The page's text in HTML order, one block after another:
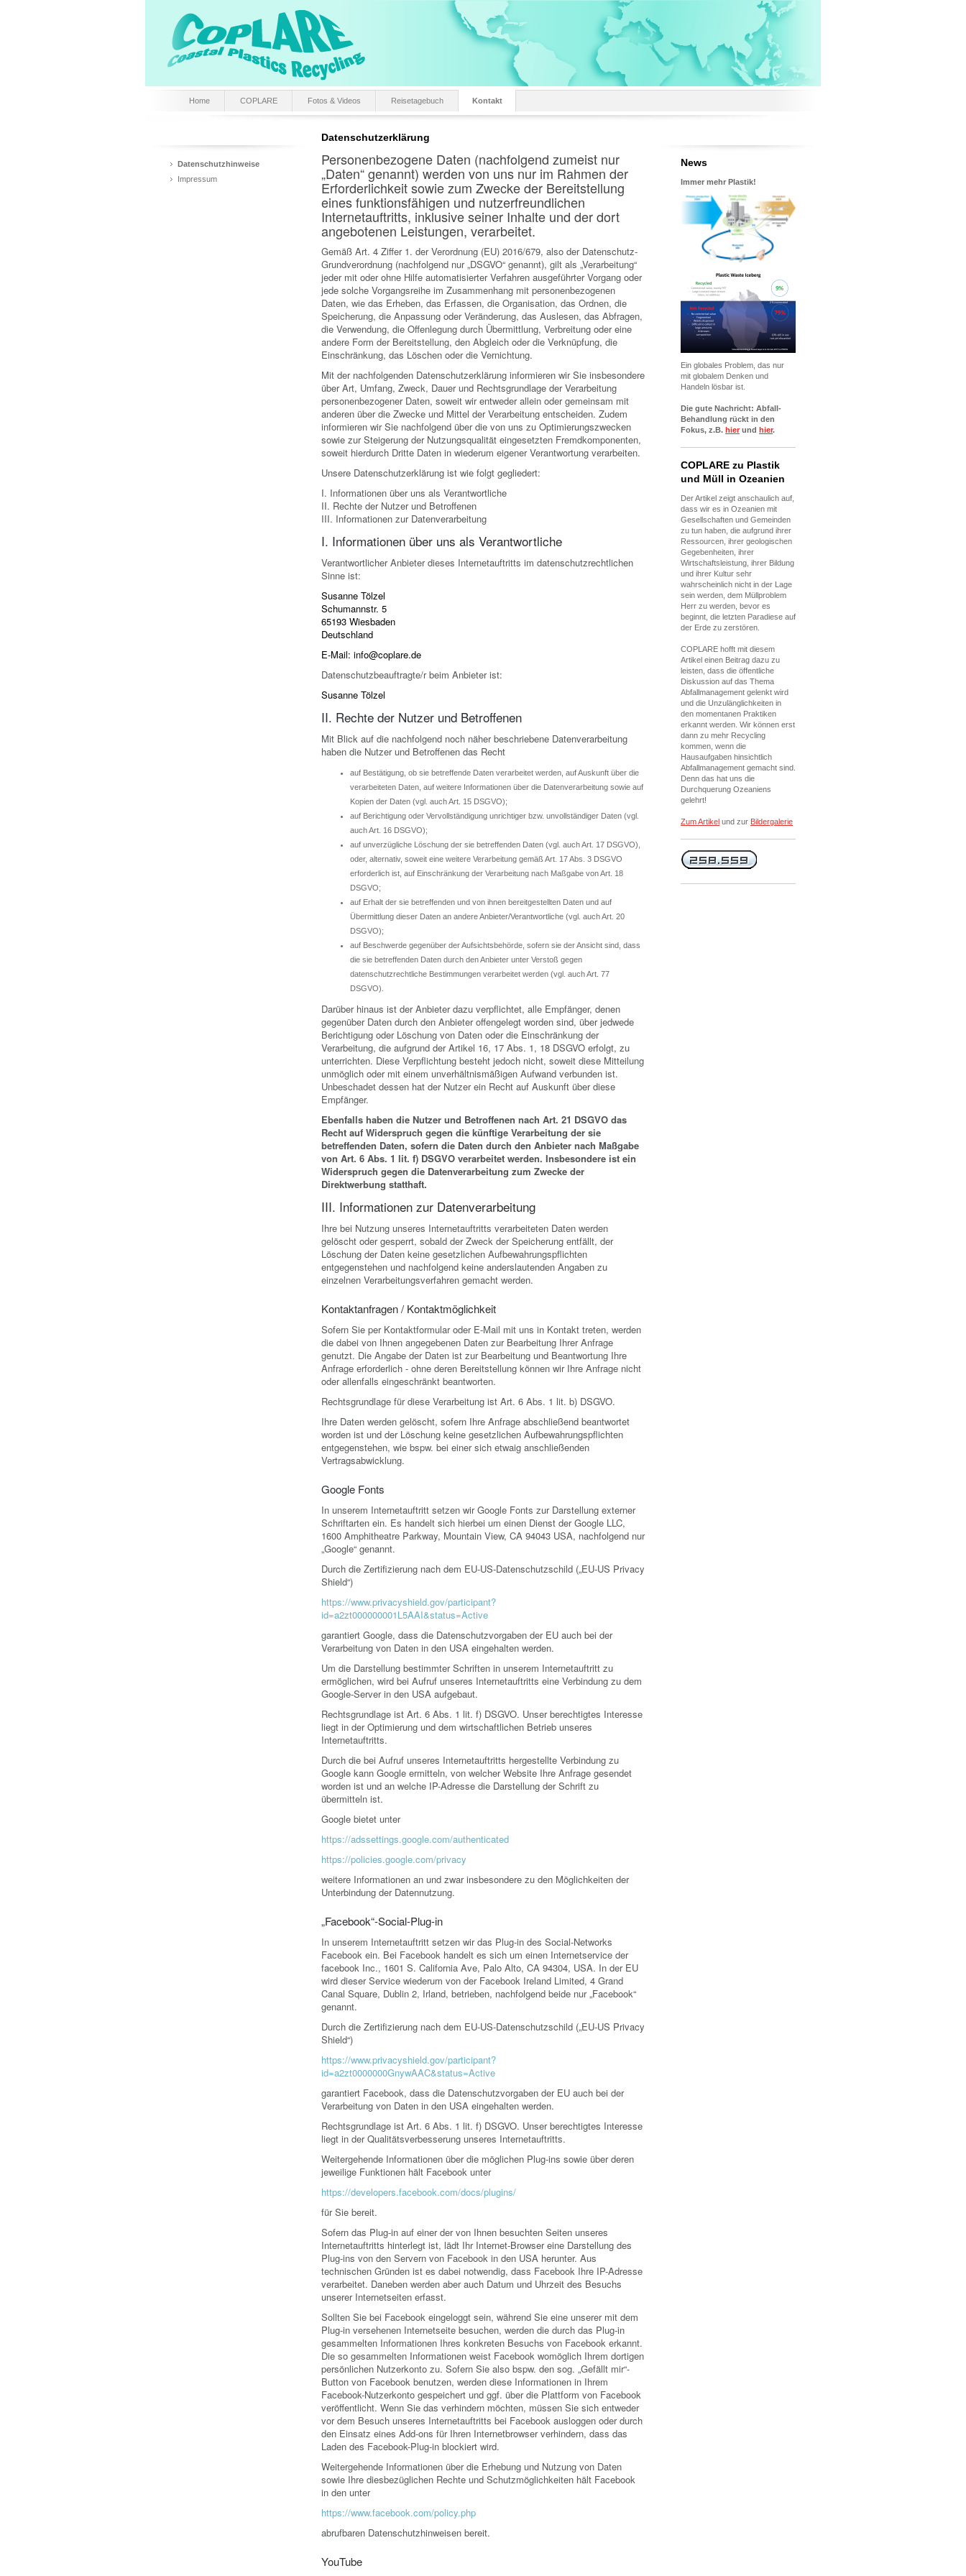
Home COPLARE Fotos & Videos Reisetagebuch Kontakt
Datenschutzhinweise
Impressum
Datenschutzerklärung
Personenbezogene Daten (nachfolgend zumeist nur
„Daten“ genannt) werden von uns nur im Rahmen der
Erforderlichkeit sowie zum Zwecke der Bereitstellung
eines funktionsfähigen und nutzerfreundlichen
Internetauftritts, inklusive seiner Inhalte und der dort
angebotenen Leistungen, verarbeitet.
Gemäß Art. 4 Ziffer 1. der Verordnung (EU) 2016/679, also der Datenschutz-
Grundverordnung (nachfolgend nur „DSGVO“ genannt), gilt als „Verarbeitung“
jeder mit oder ohne Hilfe automatisierter Verfahren ausgeführter Vorgang oder
jede solche Vorgangsreihe im Zusammenhang mit personenbezogenen
Daten, wie das Erheben, das Erfassen, die Organisation, das Ordnen, die
Speicherung, die Anpassung oder Veränderung, das Auslesen, das Abfragen,
die Verwendung, die Offenlegung durch Übermittlung, Verbreitung oder eine
andere Form der Bereitstellung, den Abgleich oder die Verknüpfung, die
Einschränkung, das Löschen oder die Vernichtung.
Mit der nachfolgenden Datenschutzerklärung informieren wir Sie insbesondere
über Art, Umfang, Zweck, Dauer und Rechtsgrundlage der Verarbeitung
personenbezogener Daten, soweit wir entweder allein oder gemeinsam mit
anderen über die Zwecke und Mittel der Verarbeitung entscheiden. Zudem
informieren wir Sie nachfolgend über die von uns zu Optimierungszwecken
sowie zur Steigerung der Nutzungsqualität eingesetzten Fremdkomponenten,
soweit hierdurch Dritte Daten in wiederum eigener Verantwortung verarbeiten.
Unsere Datenschutzerklärung ist wie folgt gegliedert:
I. Informationen über uns als Verantwortliche
II. Rechte der Nutzer und Betroffenen
III. Informationen zur Datenverarbeitung
I. Informationen über uns als Verantwortliche
Verantwortlicher Anbieter dieses Internetauftritts im datenschutzrechtlichen
Sinne ist:
Susanne Tölzel
Schumannstr. 5
65193 Wiesbaden
Deutschland
E-Mail: info@coplare.de
Datenschutzbeauftragte/r beim Anbieter ist:
Susanne Tölzel
II. Rechte der Nutzer und Betroffenen
Mit Blick auf die nachfolgend noch näher beschriebene Datenverarbeitung
haben die Nutzer und Betroffenen das Recht
auf Bestätigung, ob sie betreffende Daten verarbeitet werden, auf Auskunft über die
verarbeiteten Daten, auf weitere Informationen über die Datenverarbeitung sowie auf
Kopien der Daten (vgl. auch Art. 15 DSGVO);
auf Berichtigung oder Vervollständigung unrichtiger bzw. unvollständiger Daten (vgl.
auch Art. 16 DSGVO);
auf unverzügliche Löschung der sie betreffenden Daten (vgl. auch Art. 17 DSGVO),
oder, alternativ, soweit eine weitere Verarbeitung gemäß Art. 17 Abs. 3 DSGVO
erforderlich ist, auf Einschränkung der Verarbeitung nach Maßgabe von Art. 18
DSGVO;
auf Erhalt der sie betreffenden und von ihnen bereitgestellten Daten und auf
Übermittlung dieser Daten an andere Anbieter/Verantwortliche (vgl. auch Art. 20
DSGVO);
auf Beschwerde gegenüber der Aufsichtsbehörde, sofern sie der Ansicht sind, dass
die sie betreffenden Daten durch den Anbieter unter Verstoß gegen
datenschutzrechtliche Bestimmungen verarbeitet werden (vgl. auch Art. 77
DSGVO).
Darüber hinaus ist der Anbieter dazu verpflichtet, alle Empfänger, denen
gegenüber Daten durch den Anbieter offengelegt worden sind, über jedwede
Berichtigung oder Löschung von Daten oder die Einschränkung der
Verarbeitung, die aufgrund der Artikel 16, 17 Abs. 1, 18 DSGVO erfolgt, zu
unterrichten. Diese Verpflichtung besteht jedoch nicht, soweit diese Mitteilung
unmöglich oder mit einem unverhältnismäßigen Aufwand verbunden ist.
Unbeschadet dessen hat der Nutzer ein Recht auf Auskunft über diese
Empfänger.
Ebenfalls haben die Nutzer und Betroffenen nach Art. 21 DSGVO das
Recht auf Widerspruch gegen die künftige Verarbeitung der sie
betreffenden Daten, sofern die Daten durch den Anbieter nach Maßgabe
von Art. 6 Abs. 1 lit. f) DSGVO verarbeitet werden. Insbesondere ist ein
Widerspruch gegen die Datenverarbeitung zum Zwecke der
Direktwerbung statthaft.
III. Informationen zur Datenverarbeitung
Ihre bei Nutzung unseres Internetauftritts verarbeiteten Daten werden
gelöscht oder gesperrt, sobald der Zweck der Speicherung entfällt, der
Löschung der Daten keine gesetzlichen Aufbewahrungspflichten
entgegenstehen und nachfolgend keine anderslautenden Angaben zu
einzelnen Verarbeitungsverfahren gemacht werden.
Kontaktanfragen / Kontaktmöglichkeit
Sofern Sie per Kontaktformular oder E-Mail mit uns in Kontakt treten, werden
die dabei von Ihnen angegebenen Daten zur Bearbeitung Ihrer Anfrage
genutzt. Die Angabe der Daten ist zur Bearbeitung und Beantwortung Ihre
Anfrage erforderlich - ohne deren Bereitstellung können wir Ihre Anfrage nicht
oder allenfalls eingeschränkt beantworten.
Rechtsgrundlage für diese Verarbeitung ist Art. 6 Abs. 1 lit. b) DSGVO.
Ihre Daten werden gelöscht, sofern Ihre Anfrage abschließend beantwortet
worden ist und der Löschung keine gesetzlichen Aufbewahrungspflichten
entgegenstehen, wie bspw. bei einer sich etwaig anschließenden
Vertragsabwicklung.
Google Fonts
In unserem Internetauftritt setzen wir Google Fonts zur Darstellung externer
Schriftarten ein. Es handelt sich hierbei um einen Dienst der Google LLC,
1600 Amphitheatre Parkway, Mountain View, CA 94043 USA, nachfolgend nur
„Google“ genannt.
Durch die Zertifizierung nach dem EU-US-Datenschutzschild („EU-US Privacy
Shield“)
https://www.privacyshield.gov/participant?
id=a2zt000000001L5AAI&status=Active
garantiert Google, dass die Datenschutzvorgaben der EU auch bei der
Verarbeitung von Daten in den USA eingehalten werden.
Um die Darstellung bestimmter Schriften in unserem Internetauftritt zu
ermöglichen, wird bei Aufruf unseres Internetauftritts eine Verbindung zu dem
Google-Server in den USA aufgebaut.
Rechtsgrundlage ist Art. 6 Abs. 1 lit. f) DSGVO. Unser berechtigtes Interesse
liegt in der Optimierung und dem wirtschaftlichen Betrieb unseres
Internetauftritts.
Durch die bei Aufruf unseres Internetauftritts hergestellte Verbindung zu
Google kann Google ermitteln, von welcher Website Ihre Anfrage gesendet
worden ist und an welche IP-Adresse die Darstellung der Schrift zu
übermitteln ist.
Google bietet unter
https://adssettings.google.com/authenticated
https://policies.google.com/privacy
weitere Informationen an und zwar insbesondere zu den Möglichkeiten der
Unterbindung der Datennutzung.
„Facebook“-Social-Plug-in
In unserem Internetauftritt setzen wir das Plug-in des Social-Networks
Facebook ein. Bei Facebook handelt es sich um einen Internetservice der
facebook Inc., 1601 S. California Ave, Palo Alto, CA 94304, USA. In der EU
wird dieser Service wiederum von der Facebook Ireland Limited, 4 Grand
Canal Square, Dublin 2, Irland, betrieben, nachfolgend beide nur „Facebook“
genannt.
Durch die Zertifizierung nach dem EU-US-Datenschutzschild („EU-US Privacy
Shield“)
https://www.privacyshield.gov/participant?
id=a2zt0000000GnywAAC&status=Active
garantiert Facebook, dass die Datenschutzvorgaben der EU auch bei der
Verarbeitung von Daten in den USA eingehalten werden.
Rechtsgrundlage ist Art. 6 Abs. 1 lit. f) DSGVO. Unser berechtigtes Interesse
liegt in der Qualitätsverbesserung unseres Internetauftritts.
Weitergehende Informationen über die möglichen Plug-ins sowie über deren
jeweilige Funktionen hält Facebook unter
https://developers.facebook.com/docs/plugins/
für Sie bereit.
Sofern das Plug-in auf einer der von Ihnen besuchten Seiten unseres
Internetauftritts hinterlegt ist, lädt Ihr Internet-Browser eine Darstellung des
Plug-ins von den Servern von Facebook in den USA herunter. Aus
technischen Gründen ist es dabei notwendig, dass Facebook Ihre IP-Adresse
verarbeitet. Daneben werden aber auch Datum und Uhrzeit des Besuchs
unserer Internetseiten erfasst.
Sollten Sie bei Facebook eingeloggt sein, während Sie eine unserer mit dem
Plug-in versehenen Internetseite besuchen, werden die durch das Plug-in
gesammelten Informationen Ihres konkreten Besuchs von Facebook erkannt.
Die so gesammelten Informationen weist Facebook womöglich Ihrem dortigen
persönlichen Nutzerkonto zu. Sofern Sie also bspw. den sog. „Gefällt mir“-
Button von Facebook benutzen, werden diese Informationen in Ihrem
Facebook-Nutzerkonto gespeichert und ggf. über die Plattform von Facebook
veröffentlicht. Wenn Sie das verhindern möchten, müssen Sie sich entweder
vor dem Besuch unseres Internetauftritts bei Facebook ausloggen oder durch
den Einsatz eines Add-ons für Ihren Internetbrowser verhindern, dass das
Laden des Facebook-Plug-in blockiert wird.
Weitergehende Informationen über die Erhebung und Nutzung von Daten
sowie Ihre diesbezüglichen Rechte und Schutzmöglichkeiten hält Facebook
in den unter
https://www.facebook.com/policy.php
abrufbaren Datenschutzhinweisen bereit.
YouTube
News
Immer mehr Plastik!
Ein globales Problem, das nur
mit globalem Denken und
Handeln lösbar ist.
Die gute Nachricht: Abfall-
Behandlung rückt in den
Fokus, z.B. hier und hier.
COPLARE zu Plastik
und Müll in Ozeanien
Der Artikel zeigt anschaulich auf,
dass wir es in Ozeanien mit
Gesellschaften und Gemeinden
zu tun haben, die aufgrund ihrer
Ressourcen, ihrer geologischen
Gegebenheiten, ihrer
Wirtschaftsleistung, ihrer Bildung
und ihrer Kultur sehr
wahrscheinlich nicht in der Lage
sein werden, dem Müllproblem
Herr zu werden, bevor es
beginnt, die letzten Paradiese auf
der Erde zu zerstören.
COPLARE hofft mit diesem
Artikel einen Beitrag dazu zu
leisten, dass die öffentliche
Diskussion auf das Thema
Abfallmanagement gelenkt wird
und die Unzulänglichkeiten in
den momentanen Praktiken
erkannt werden. Wir können erst
dann zu mehr Recycling
kommen, wenn die
Hausaufgaben hinsichtlich
Abfallmanagement gemacht sind.
Denn das hat uns die
Durchquerung Ozeaniens
gelehrt!
Zum Artikel und zur Bildergalerie